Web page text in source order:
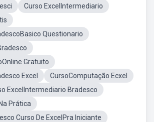
Curso ExcelIntermediario
Questionario
Gratuito
Excel
CursoComputação Ecxel
ExcelIntermediario Bradesco
Prática
Curso De ExcelPra Iniciante